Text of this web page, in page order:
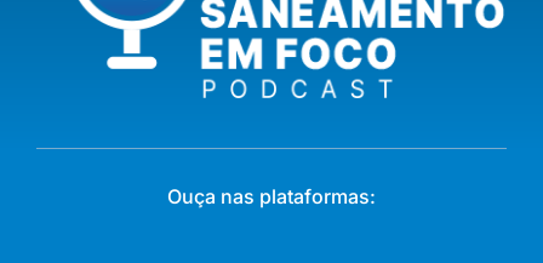
Ouça nas plataformas: